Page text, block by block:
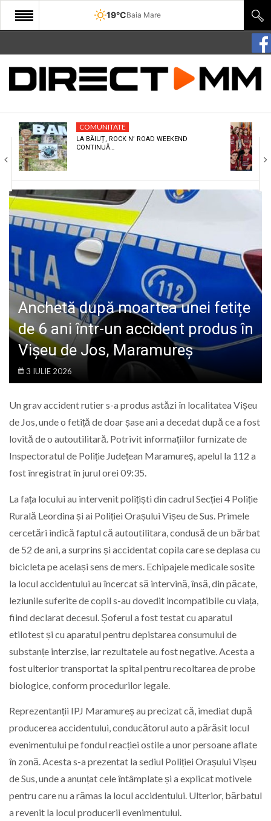
19°CBaia Mare
START
COMUNITATE
CULTURA
ECONOMIE
SANATATE
SPORT
SPECIAL
POLITIC
LIFE
COMUNITATE
LA BĂIUȚ, ROCK N’ ROAD WEEKEND
CONTINUĂ…
Anchetă după moartea unei fetițe
de 6 ani într-un accident produs în
Vișeu de Jos, Maramureș
3 IULIE 2026
Un grav accident rutier s-a produs astăzi în localitatea Vișeu
de Jos, unde o fetiță de doar șase ani a decedat după ce a fost
lovită de o autoutilitară. Potrivit informațiilor furnizate de
Inspectoratul de Poliție Județean Maramureș, apelul la 112 a
fost înregistrat în jurul orei 09:35.
La fața locului au intervenit polițiști din cadrul Secției 4 Poliție
Rurală Leordina și ai Poliției Orașului Vișeu de Sus. Primele
cercetări indică faptul că autoutilitara, condusă de un bărbat
de 52 de ani, a surprins și accidentat copila care se deplasa cu
bicicleta pe același sens de mers. Echipajele medicale sosite
la locul accidentului au încercat să intervină, însă, din păcate,
leziunile suferite de copil s-au dovedit incompatibile cu viața,
fiind declarat decesul. Șoferul a fost testat cu aparatul
etilotest și cu aparatul pentru depistarea consumului de
substanțe interzise, iar rezultatele au fost negative. Acesta a
fost ulterior transportat la spital pentru recoltarea de probe
biologice, conform procedurilor legale.
Reprezentanții IPJ Maramureș au precizat că, imediat după
producerea accidentului, conducătorul auto a părăsit locul
evenimentului pe fondul reacției ostile a unor persoane aflate
în zonă. Acesta s-a prezentat la sediul Poliției Orașului Vișeu
de Sus, unde a anunțat cele întâmplate și a explicat motivele
pentru care nu a rămas la locul accidentului. Ulterior, bărbatul
a revenit la locul producerii evenimentului.